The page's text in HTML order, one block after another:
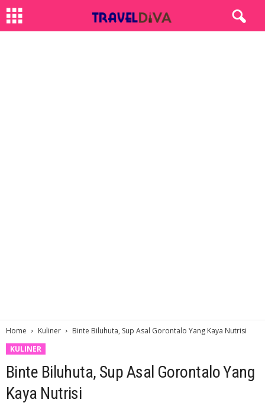
Home Kuliner
Binte Biluhuta, Sup Asal Gorontalo Yang Kaya Nutrisi
KULINER
Binte Biluhuta, Sup Asal Gorontalo Yang
Kaya Nutrisi